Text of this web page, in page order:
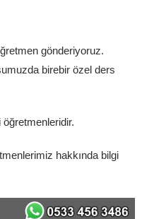
gönderiyoruz.
birebir özel ders
hakkında bilgi